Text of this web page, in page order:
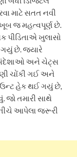
માટે સતત નવી
ખૂબ જ મહત્વપૂર્ણ છે.
પીડિતાએ ખુલાસો
ગયું છે. જ્યારે
અને ચેટ્સ
ચોંકી ગઈ અને
હેક થઈ ગયું છે,
જો તમારી સાથે
આપેલા જરૂરી